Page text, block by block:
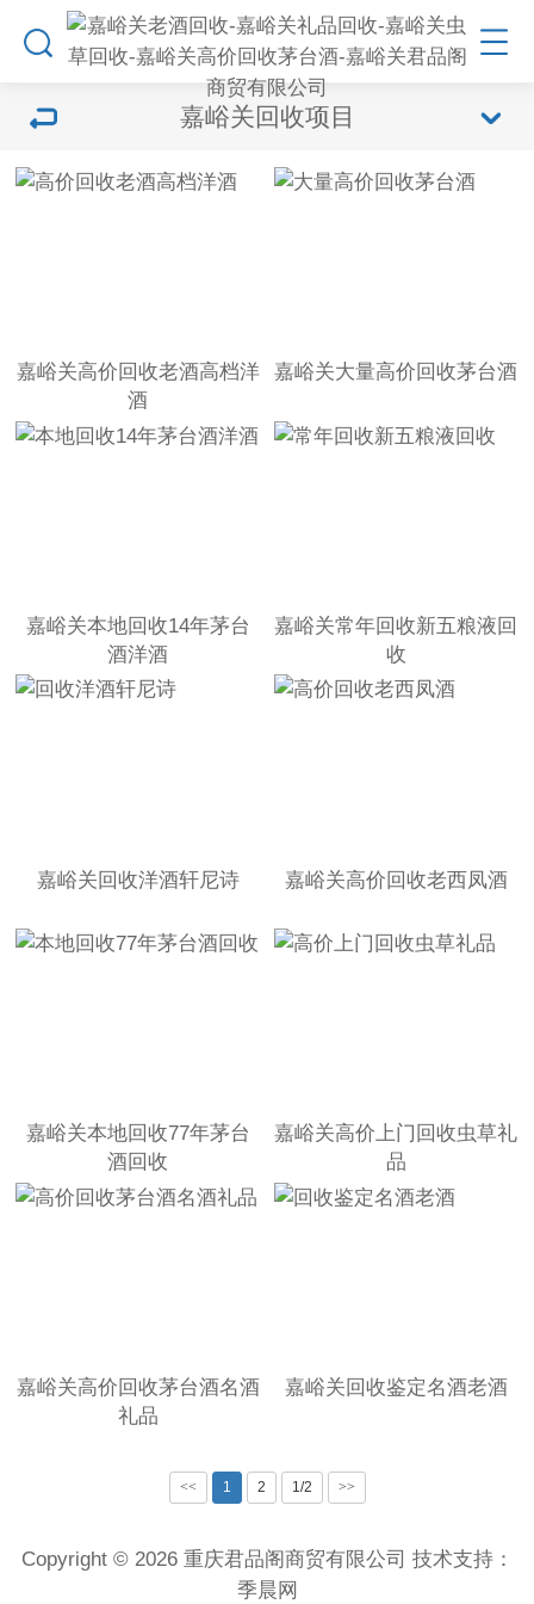
嘉峪关回收项目
嘉峪关高价回收老酒高档洋
酒
嘉峪关大量高价回收茅台酒
嘉峪关本地回收14年茅台
酒洋酒
嘉峪关常年回收新五粮液回
收
嘉峪关回收洋酒轩尼诗 嘉峪关高价回收老西凤酒
嘉峪关本地回收77年茅台
酒回收
嘉峪关高价上门回收虫草礼
品
嘉峪关高价回收茅台酒名酒
礼品
嘉峪关回收鉴定名酒老酒
<< 1 2 1/2 >>
Copyright © 2026 重庆君品阁商贸有限公司 技术支持：
季晨网